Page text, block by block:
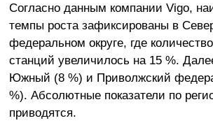
Согласно данным компании Vigo,
темпы роста зафиксированы в
федеральном округе, где
станций увеличилось на 15 %.
Южный (8 %) и Приволжский
%). Абсолютные показатели по
приводятся.